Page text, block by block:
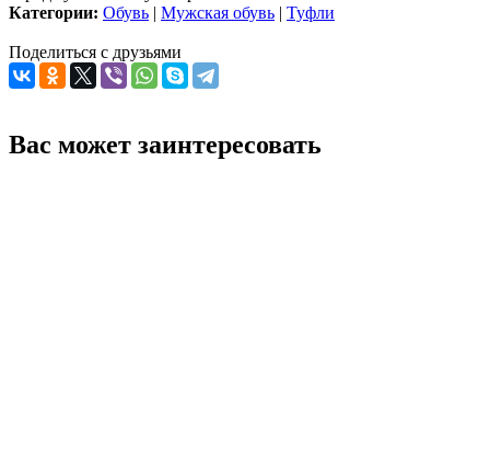
Категории: Обувь | Мужская обувь | Туфли
Поделиться с друзьями
Вас может заинтересовать